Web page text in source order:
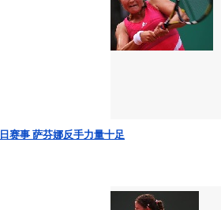
赛事 萨芬娜反手力量十足